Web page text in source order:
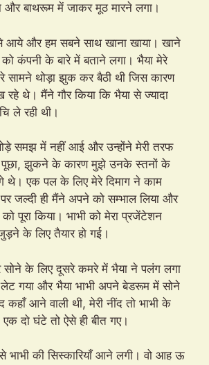
और बाथरूम में जाकर मूठ मारने लगा।
आये और हम सबने साथ खाना खाया। खाने
को कंपनी के बारे में बताने लगा। भैया मेरे
सामने थोड़ा झुक कर बैठी थी जिस कारण
थे। मैंने गौर किया कि भैया से ज्यादा
ले रही थी।
समझ में नहीं आई और उन्होंने मेरी तरफ
झुकने के कारण मुझे उनके स्तनों के
थे। एक पल के लिए मेरे दिमाग ने काम
जल्दी ही मैंने अपने को सम्भाल लिया और
पूरा किया। भाभी को मेरा प्रजेंटेशन
के लिए तैयार हो गई।
सोने के लिए दूसरे कमरे में भैया ने पलंग लगा
लेट गया और भैया भाभी अपने बेडरूम में सोने
आने वाली थी, मेरी नींद तो भाभी के
दो घंटे तो ऐसे ही बीत गए।
की सिस्कारियाँ आने लगी। वो आह ऊ